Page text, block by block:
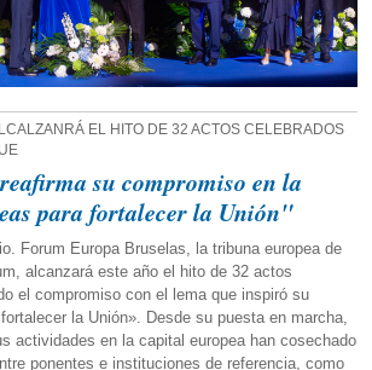
EL HITO DE 32 ACTOS CELEBRADOS
su compromiso en la
para fortalecer la Unión"
Forum Europa Bruselas, la tribuna europea de
alcanzará este año el hito de 32 actos
el compromiso con el lema que inspiró su
la Unión». Desde su puesta en marcha,
actividades en la capital europea han cosechado
ponentes e instituciones de referencia, como